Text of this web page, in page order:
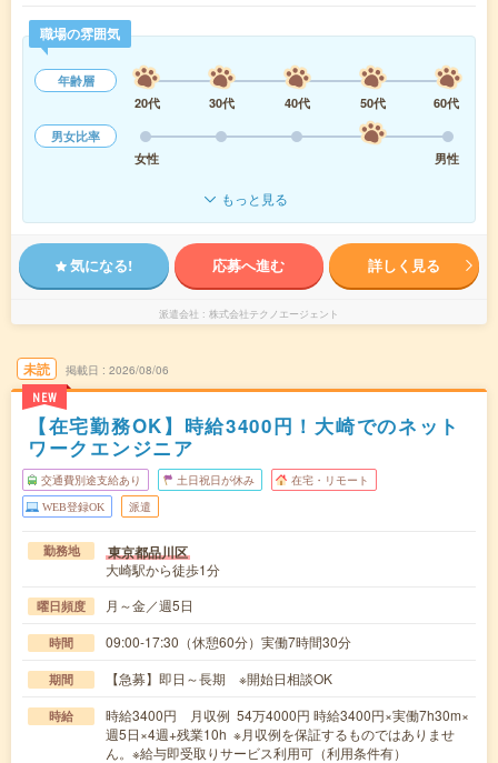
職場の雰囲気
年齢層
20代
30代 40代 50代
60代
男女比率
女性
男性
もっと見る
気になる! 応募へ進む 詳しく見る
派遣会社 株式会社テクノエージェント
未読
NEW
掲載日 2026/08/06
【在宅勤務OK】時給3400円！大崎でのネット
ワークエンジニア
交通費別途支給あり 土日祝日が休み 在宅・リモート
WEB登録OK 派遣
勤務地 東京都品川区
大崎駅から徒歩1分
曜日頻度 月～金／週5日
時間 09:00-17:30（休憩60分）実働7時間30分
期間 【急募】即日～長期 ※開始日相談OK
時給
時給3400円 月収例 54万4000円 時給3400円×実働7h30m×
週5日×4週+残業10h ※月収例を保証するものではありませ
ん。※給与即受取りサービス利用可（利用条件有）